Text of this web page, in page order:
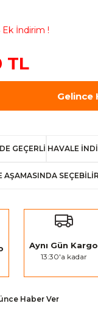
Ek İndirim !
TL
Gelince
GEÇERLİ HAVALE
AŞAMASINDA
Aynı Gün Kargo
13:30'a kadar
Haber Ver